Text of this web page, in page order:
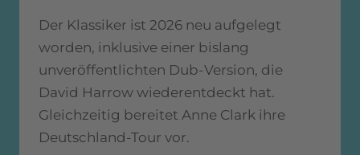
Der Klassiker ist 2026 neu aufgelegt
worden, inklusive einer bislang
unveröffentlichten Dub-Version, die
David Harrow wiederentdeckt hat.
Gleichzeitig bereitet Anne Clark ihre
Deutschland-Tour vor.